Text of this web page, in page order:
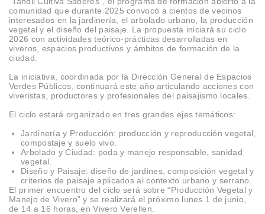
comunidad que durante 2025 convocó a cientos de vecinos
interesados en la jardinería, el arbolado urbano, la producción
vegetal y el diseño del paisaje. La propuesta iniciará su ciclo
2026 con actividades teórico-prácticas desarrolladas en
viveros, espacios productivos y ámbitos de formación de la
ciudad.
La iniciativa, coordinada por la Dirección General de Espacios
Verdes Públicos, continuará este año articulando acciones con
viveristas, productores y profesionales del paisajismo locales.
El ciclo estará organizado en tres grandes ejes temáticos:
Jardinería y Producción: producción y reproducción vegetal,
compostaje y suelo vivo.
Arbolado y Ciudad: poda y manejo responsable, sanidad
vegetal.
Diseño y Paisaje: diseño de jardines, composición vegetal y
criterios de paisaje aplicados al contexto urbano y serrano.
El primer encuentro del ciclo será sobre “Producción Vegetal y
Manejo de Vivero” y se realizará el próximo lunes 1 de junio,
de 14 a 16 horas, en Vivero Verellen.